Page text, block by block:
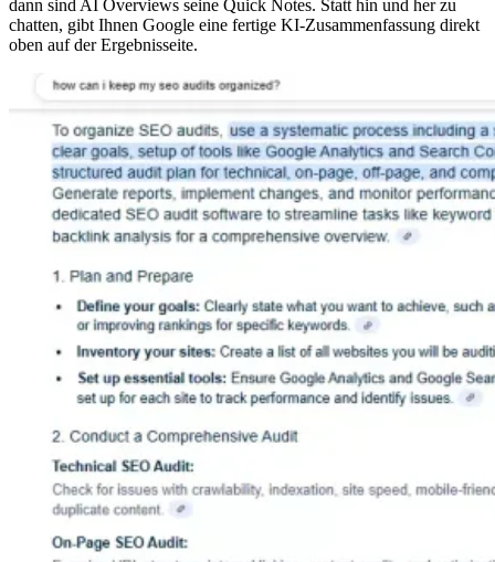
dann sind AI Overviews seine Quick Notes. Statt hin und her zu
chatten, gibt Ihnen Google eine fertige KI-Zusammenfassung direkt
oben auf der Ergebnisseite.